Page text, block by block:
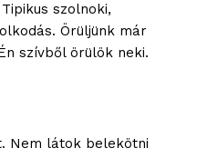
szolnoki,
Örüljünk már
szívből örülök neki.
Nem látok belekötni